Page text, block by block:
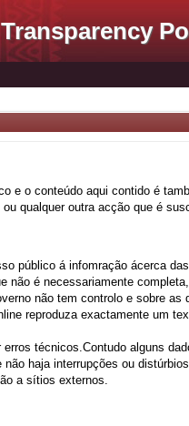
e o conteúdo aqui contido é
qualquer outra acção que é
público á infomração ácerca
não é necessariamente
não tem controlo e sobre as
reproduza exactamente um
técnicos.Contudo alguns
haja interrupções ou
a sítios externos.